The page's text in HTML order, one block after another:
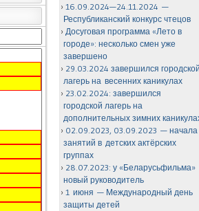
16.09.2024—24.11.2024 —
Республиканский конкурс чтецов
Досуговая программа «Лето в
городе»: несколько смен уже
завершено
29.03.2024 завершился
лагерь на весенних каникулах
23.02.2024: завершился
городской лагерь на
дополнительных зимних
02.09.2023, 03.09.2023 — начала
занятий в детских актёрских
группах
28.07.2023: у «Беларусьфильма»
новый руководитель
1 июня — Международный день
защиты детей